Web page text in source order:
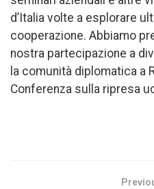
d’Italia volte a esplorare
cooperazione. Abbiamo
nostra partecipazione a
la comunità diplomatica a
Conferenza sulla ripresa